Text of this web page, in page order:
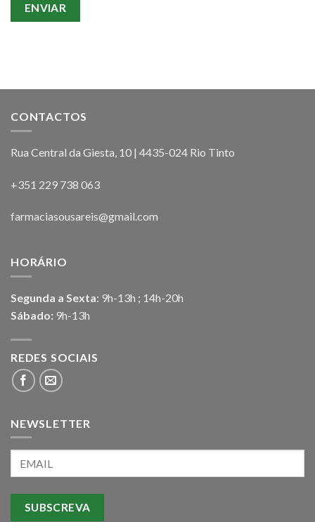
CONTACTOS
Rua Central da Giesta, 10 | 4435-024 Rio Tinto
+351 229 738 063
farmaciasousareis@gmail.com
HORÁRIO
Segunda a Sexta: 9h-13h ; 14h-20h
Sábado: 9h-13h
REDES SOCIAIS
NEWSLETTER